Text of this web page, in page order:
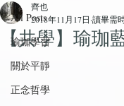
All Posts
瑜珈學習
關於平靜
正念哲學
【共學】瑜珈
齊也
2018年11月17日 讀畢需